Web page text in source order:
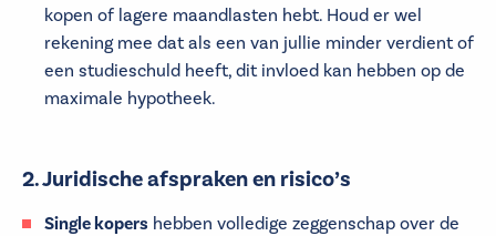
kopen of lagere maandlasten hebt. Houd er wel
rekening mee dat als een van jullie minder verdient of
een studieschuld heeft, dit invloed kan hebben op de
maximale hypotheek.
2. Juridische afspraken en risico’s
Single kopers hebben volledige zeggenschap over de